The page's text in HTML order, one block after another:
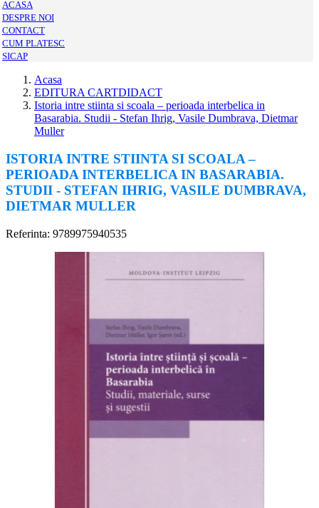
ACASA
DESPRE NOI
CONTACT
CUM PLATESC
SICAP
Acasa
EDITURA CARTDIDACT
Istoria intre stiinta si scoala – perioada interbelica in
Basarabia. Studii - Stefan Ihrig, Vasile Dumbrava, Dietmar
Muller
ISTORIA INTRE STIINTA SI SCOALA –
PERIOADA INTERBELICA IN BASARABIA.
STUDII - STEFAN IHRIG, VASILE DUMBRAVA,
DIETMAR MULLER
Referinta: 9789975940535